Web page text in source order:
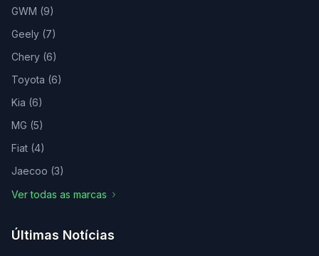
GWM (9)
Geely (7)
Chery (6)
Toyota (6)
Kia (6)
MG (5)
Fiat (4)
Jaecoo (3)
Ver todas as marcas
Últimas Notícias